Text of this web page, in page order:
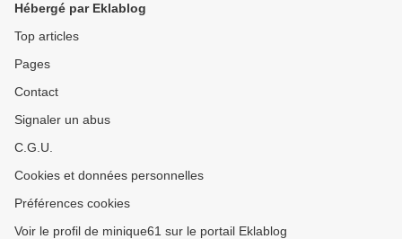
Hébergé par Eklablog
Top articles
Pages
Contact
Signaler un abus
C.G.U.
Cookies et données personnelles
Préférences cookies
Voir le profil de minique61 sur le portail Eklablog